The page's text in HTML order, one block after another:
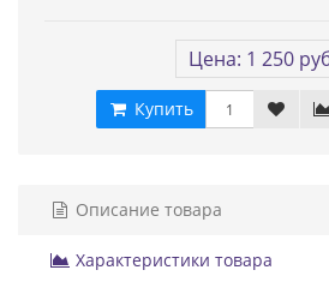
Цена: 1 250
Купить
Описание товара
Характеристики товара